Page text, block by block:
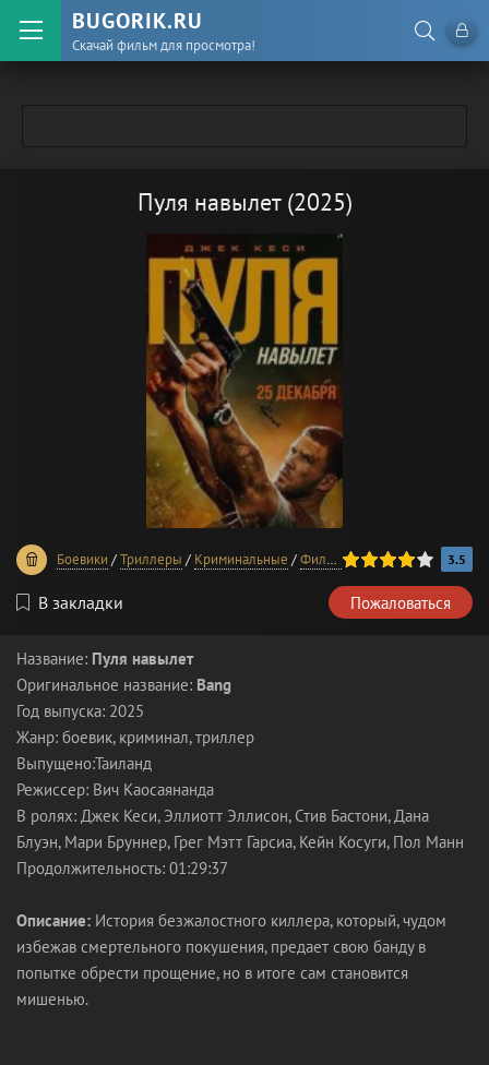
BUGORIK.RU
Скачай фильм для просмотра!
Пуля навылет (2025)
Боевики /Триллеры / Криминальные /Фильмы 2025 года /В
80 1 2 3 4 5 3.5
В закладки Пожаловаться
Название: Пуля навылет
Оригинальное название: Bang
Год выпуска: 2025
Жанр: боевик, криминал, триллер
Выпущено:Таиланд
Режиссер: Вич Каосаянанда
В ролях: Джек Кеси, Эллиотт Эллисон, Стив Бастони, Дана
Блуэн, Мари Бруннер, Грег Мэтт Гарсиа, Кейн Косуги, Пол Манн
Продолжительность: 01:29:37
Описание: История безжалостного киллера, который, чудом
избежав смертельного покушения, предает свою банду в
попытке обрести прощение, но в итоге сам становится
мишенью.